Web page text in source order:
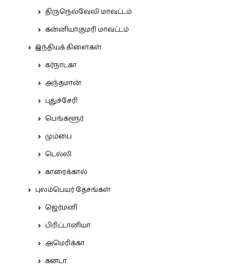
திருநெல்வேலி மாவட்டம்
கன்னியாகுமரி மாவட்டம்
இந்தியக் கிளைகள்
கர்நாடகா
அந்தமான்
புதுச்சேரி
பெங்களூர்
மும்பை
டெல்லி
காரைக்கால்
புலம்பெயர் தேசங்கள்
ஜெர்மனி
பிரிட்டானியா
அமெரிக்கா
கனடா